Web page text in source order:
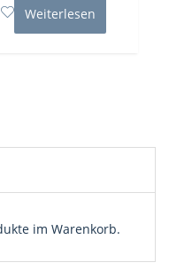
Weiterlesen
im Warenkorb.